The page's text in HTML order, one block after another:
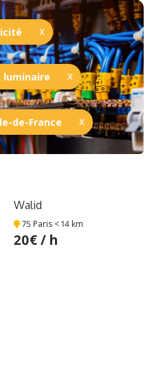
de-France
Walid
75 Paris < 14 km
20€ / h